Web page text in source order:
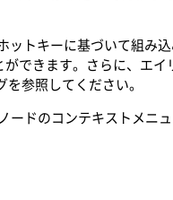
ットキーに基づいて組み
できます。さらに、エイ
を参照してください。
ードのコンテキストメニ